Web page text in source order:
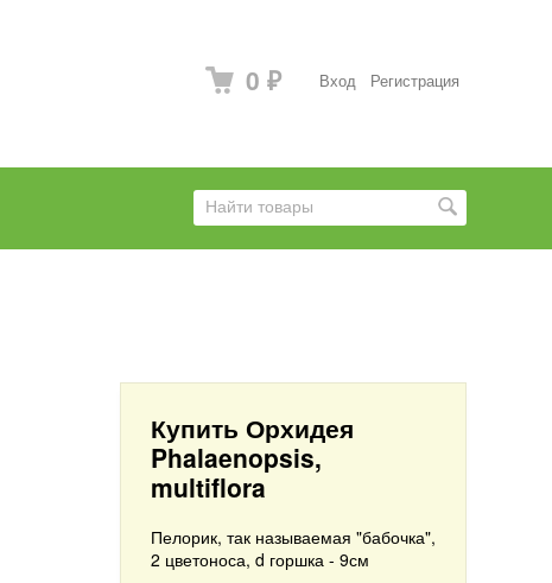
Вход Регистрация
0 ₽
Купить Орхидея
Phalaenopsis,
multiflora
Пелорик, так называемая "бабочка",
2 цветоноса, d горшка - 9см